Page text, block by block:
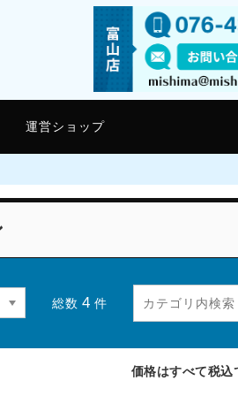
運営ショップ
総数 4 件
価格はすべて税込